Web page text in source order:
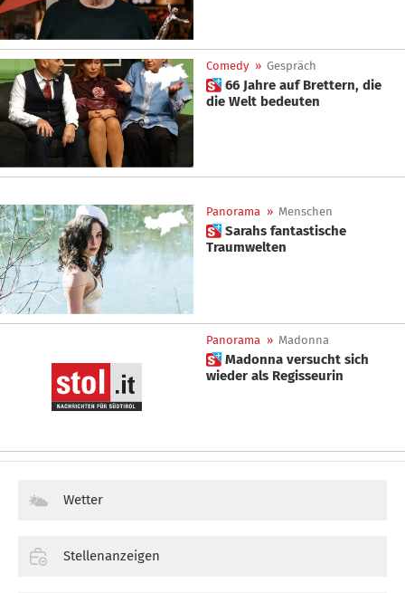
Comedy » Gespräch
 66 Jahre auf Brettern, die
die Welt bedeuten
Panorama » Menschen
 Sarahs fantastische
Traumwelten
Panorama » Madonna
 Madonna versucht sich
wieder als Regisseurin
Wetter
Stellenanzeigen